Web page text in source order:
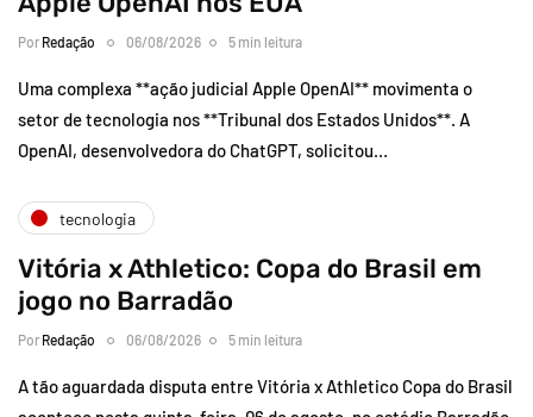
Por Redação 06/08/2026 5 min leitura
Uma complexa **ação judicial Apple OpenAI** movimenta o
setor de tecnologia nos **Tribunal dos Estados Unidos**. A
OpenAI, desenvolvedora do ChatGPT, solicitou…
tecnologia
Vitória x Athletico: Copa do Brasil em
jogo no Barradão
Por Redação 06/08/2026 5 min leitura
A tão aguardada disputa entre Vitória x Athletico Copa do Brasil